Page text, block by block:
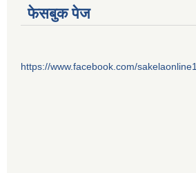
फेसबुक पेज
https://www.facebook.com/sakelaonline1